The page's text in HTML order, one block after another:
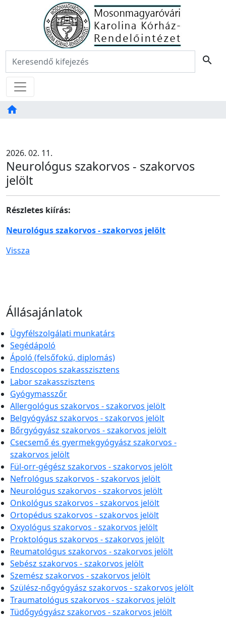
Főoldal
Keresés: search
Menü
home
TAB
2026. 02. 11.
Neurológus szakorvos - szakorvos
jelölt
Részletes kiírás:
Neurológus szakorvos - szakorvos jelölt
Vissza
Állásajánlatok
Ügyfélszolgálati munkatárs
Segédápoló
Ápoló (felsőfokú, diplomás)
Endoscopos szakasszisztens
Labor szakasszisztens
Gyógymasszőr
Allergológus szakorvos - szakorvos jelölt
Belgyógyász szakorvos - szakorvos jelölt
Bőrgyógyász szakorvos - szakorvos jelölt
Csecsemő és gyermekgyógyász szakorvos -
szakorvos jelölt
Fül-orr-gégész szakorvos - szakorvos jelölt
Nefrológus szakorvos - szakorvos jelölt
Neurológus szakorvos - szakorvos jelölt
Onkológus szakorvos - szakorvos jelölt
Ortopédus szakorvos - szakorvos jelölt
Oxyológus szakorvos - szakorvos jelölt
Proktológus szakorvos - szakorvos jelölt
Reumatológus szakorvos - szakorvos jelölt
Sebész szakorvos - szakorvos jelölt
Szemész szakorvos - szakorvos jelölt
Szülész-nőgyógyász szakorvos - szakorvos jelölt
Traumatológus szakorvos - szakorvos jelölt
Tüdőgyógyász szakorvos - szakorvos jelölt